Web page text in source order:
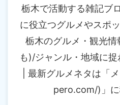
栃木で活動する雑記ブ
に役立つグルメやスポ
栃木のグルメ・観光
も)/ジャンル・地域に
| 最新グルメネタは「
pero.com/)」